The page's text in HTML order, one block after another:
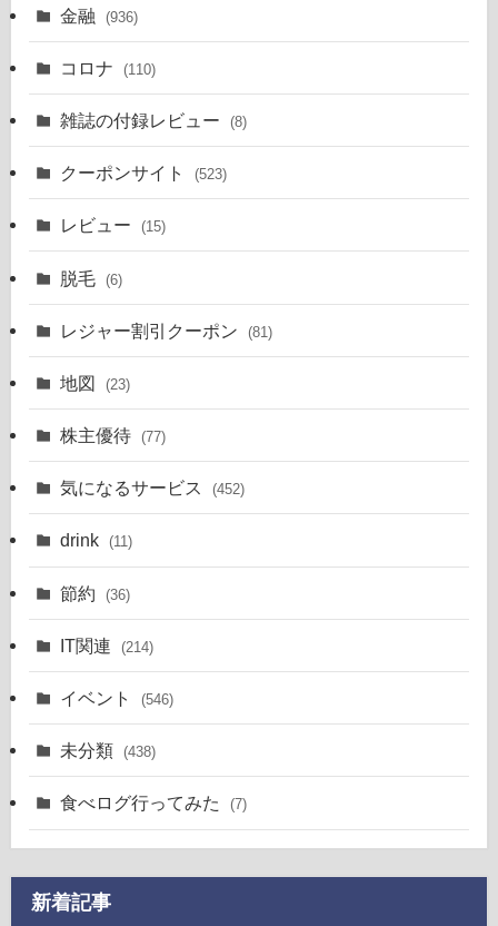
金融 (936)
コロナ (110)
雑誌の付録レビュー (8)
クーポンサイト (523)
レビュー (15)
脱毛 (6)
レジャー割引クーポン (81)
地図 (23)
株主優待 (77)
気になるサービス (452)
drink (11)
節約 (36)
IT関連 (214)
イベント (546)
未分類 (438)
食べログ行ってみた (7)
新着記事